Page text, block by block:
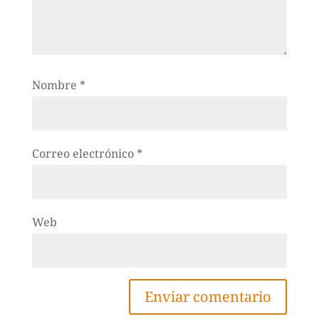
Nombre *
Correo electrónico *
Web